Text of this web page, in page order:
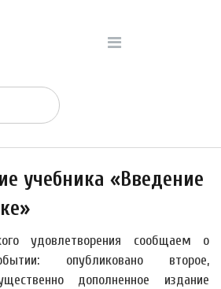
учебника «Введение
удовлетворения сообщаем о
опубликовано второе,
дополненное издание